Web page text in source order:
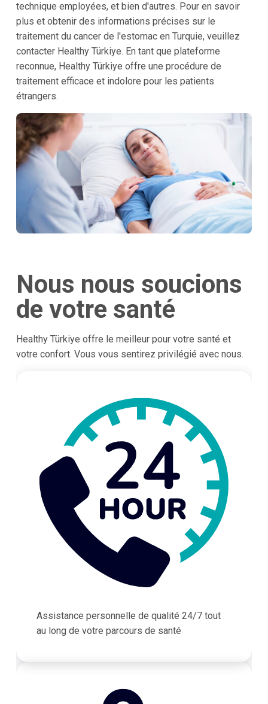
technique employées, et bien d'autres. Pour en savoir
plus et obtenir des informations précises sur le
traitement du cancer de l'estomac en Turquie, veuillez
contacter Healthy Türkiye. En tant que plateforme
reconnue, Healthy Türkiye offre une procédure de
traitement efficace et indolore pour les patients
étrangers.
Nous nous soucions
de votre santé
Healthy Türkiye offre le meilleur pour votre santé et
votre confort. Vous vous sentirez privilégié avec nous.
Assistance personnelle de qualité 24/7 tout
au long de votre parcours de santé